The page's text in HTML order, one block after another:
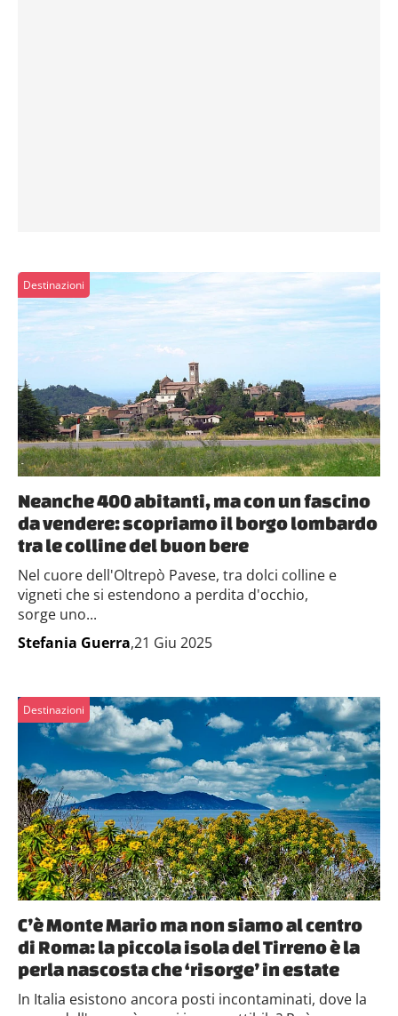
Destinazioni
Neanche 400 abitanti, ma con un fascino
da vendere: scopriamo il borgo lombardo
tra le colline del buon bere
Nel cuore dell'Oltrepò Pavese, tra dolci colline e
vigneti che si estendono a perdita d'occhio,
sorge uno...
Stefania Guerra,21 Giu 2025
Destinazioni
C’è Monte Mario ma non siamo al centro
di Roma: la piccola isola del Tirreno è la
perla nascosta che ‘risorge’ in estate
In Italia esistono ancora posti incontaminati, dove la